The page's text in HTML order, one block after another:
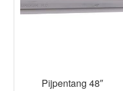
Pijpentang 48″